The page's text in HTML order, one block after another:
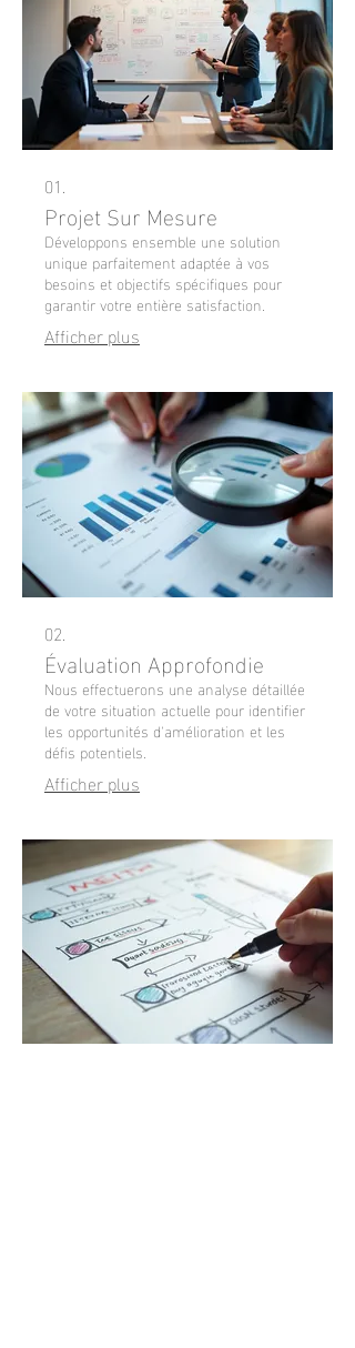
01.
Projet Sur Mesure
Développons ensemble une solution
unique parfaitement adaptée à vos
besoins et objectifs spécifiques pour
garantir votre entière satisfaction.
Afficher plus
02.
Évaluation Approfondie
Nous effectuerons une analyse détaillée
de votre situation actuelle pour identifier
les opportunités d'amélioration et les
défis potentiels.
Afficher plus